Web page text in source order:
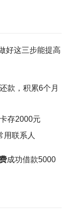
好这三步能提高
款，积累6个月
存2000元
用联系人
成功借款5000